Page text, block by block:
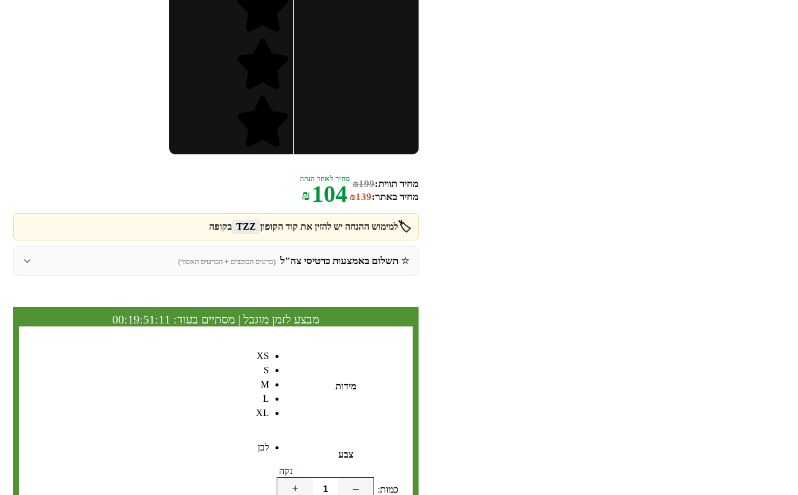
מחיר תווית: ₪199
מחיר באתר:
₪139
מחיר לאחר הנחה
₪ 104
🏷️למימוש ההנחה יש להזין את קוד הקופון TZZ בקופה
⭐ תשלום באמצעות כרטיסי צה"ל (כרטיס הכוכבים + הכרטיס האפור)
מבצע לזמן מוגבל | מסתיים בעוד: 00:19:51:10
מידות
XS
S
M
L
XL
צבע
לבן
נקה
–
+